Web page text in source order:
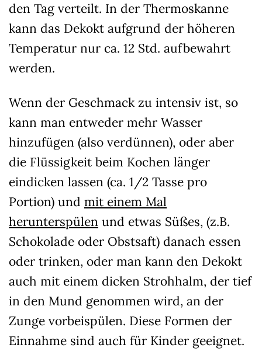
den Tag verteilt. In der Thermoskanne
kann das Dekokt aufgrund der höheren
Temperatur nur ca. 12 Std. aufbewahrt
werden.
Wenn der Geschmack zu intensiv ist, so
kann man entweder mehr Wasser
hinzufügen (also verdünnen), oder aber
die Flüssigkeit beim Kochen länger
eindicken lassen (ca. 1/2 Tasse pro
Portion) und mit einem Mal
herunterspülen und etwas Süßes, (z.B.
Schokolade oder Obstsaft) danach essen
oder trinken, oder man kann den Dekokt
auch mit einem dicken Strohhalm, der tief
in den Mund genommen wird, an der
Zunge vorbeispülen. Diese Formen der
Einnahme sind auch für Kinder geeignet.